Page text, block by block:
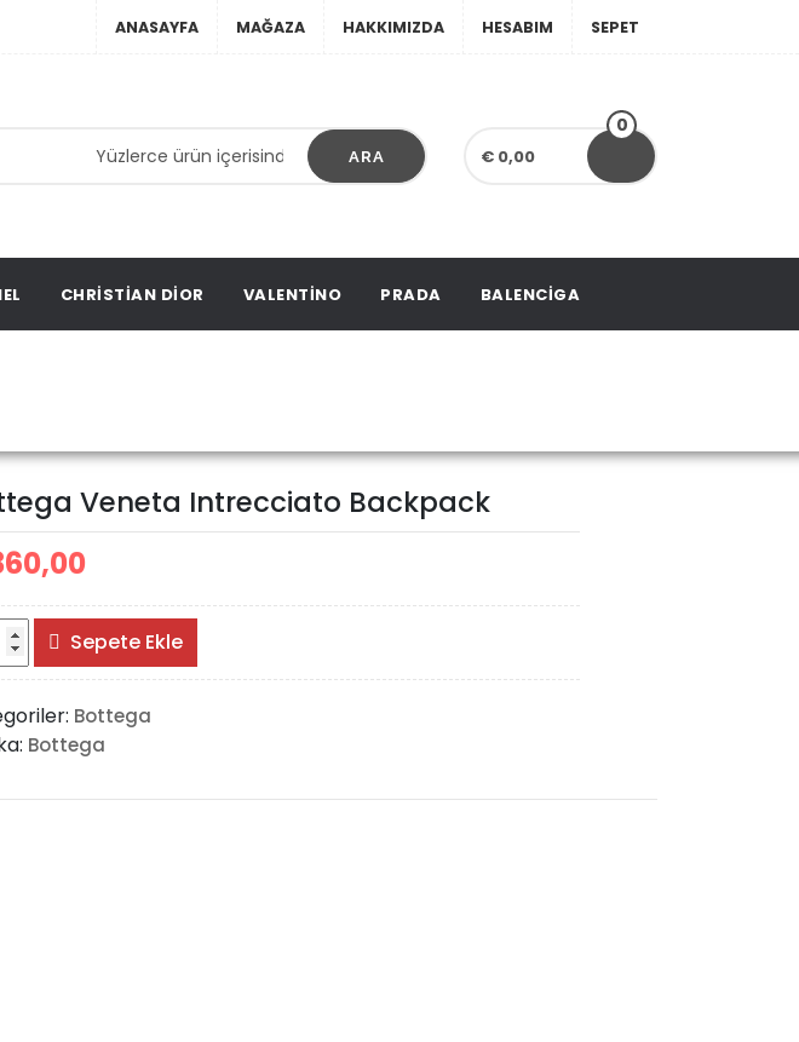
ANASAYFA MAĞAZA HAKKIMIZDA HESABIM SEPET
ARA € 0,00
0
CHRISTIAN DIOR VALENTINO PRADA BALENCIGA
Veneta Intrecciato Backpack
Sepete Ekle
Bottega
Bottega